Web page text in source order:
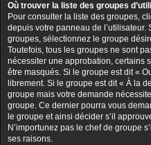
Où trouver la liste des groupes
Pour consulter la liste des groupes,
depuis votre panneau de
groupes, sélectionnez le groupe
Toutefois, tous les groupes ne sont
nécessiter une approbation, certains
être masqués. Si le groupe est dit «
librement. Si le groupe est dit « À la
groupe mais votre demande
groupe. Ce dernier pourra vous
le groupe et ainsi décider s’il
N’importunez pas le chef de groupe
ses raisons.